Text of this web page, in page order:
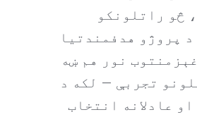
څو راتلونکو
پروژو هدفمندتیا
نور هم ښه
تجربې – لکه د
عادلانه انتخاب